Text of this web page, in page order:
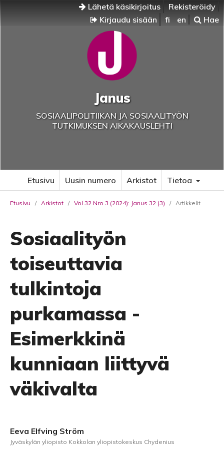
Lähetä käsikirjoitus
Rekisteröidy
Kirjaudu sisään
fi en Hae
Janus
SOSIAALIPOLITIIKAN JA SOSIAALITYÖN
TUTKIMUKSEN AIKAKAUSLEHTI
Etusivu Uusin numero Arkistot Tietoa
Etusivu / Arkistot / Vol 32 Nro 3 (2024): Janus 32 (3) / Artikkelit
Sosiaalityön
toiseuttavia
tulkintoja
purkamassa -
Esimerkkinä
kunniaan liittyvä
väkivalta
Eeva Elfving Ström
Jyväskylän yliopisto Kokkolan yliopistokeskus Chydenius